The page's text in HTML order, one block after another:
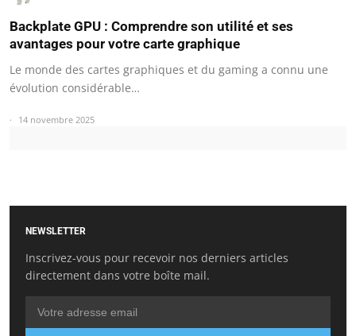
Backplate GPU : Comprendre son utilité et ses
avantages pour votre carte graphique
Le monde des cartes graphiques et du gaming a connu une
évolution considérable…
14 novembre 2025
NEWSLETTER
Inscrivez-vous pour recevoir nos derniers articles
directement dans votre boîte mail.